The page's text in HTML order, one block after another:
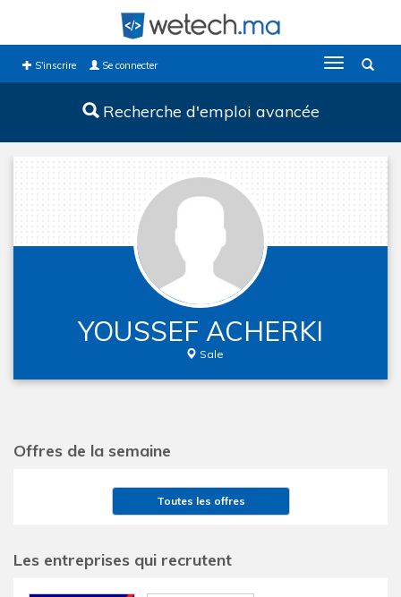
S'inscrire Se connecter
Toggle
navigation
Recherche d'emploi avancée
YOUSSEF ACHERKI
Sale
Offres de la semaine
Toutes les offres
Les entreprises qui recrutent